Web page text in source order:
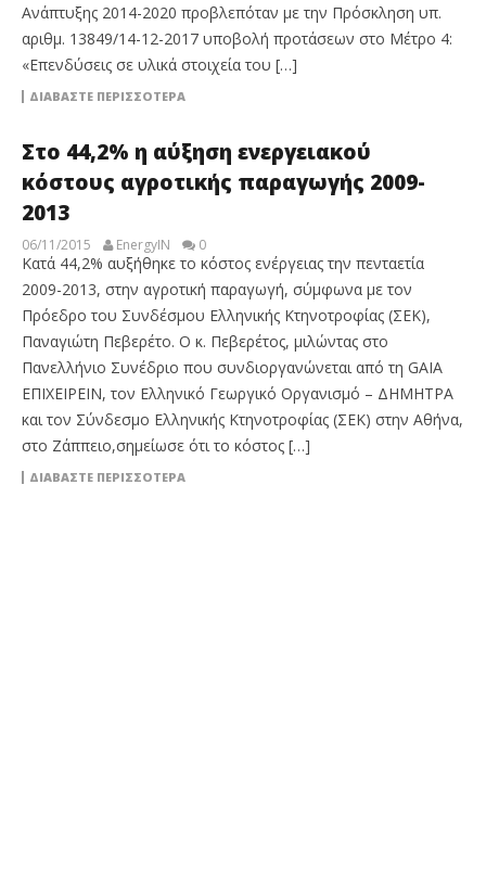
Ανάπτυξης 2014-2020 προβλεπόταν με την Πρόσκληση υπ.
αριθμ. 13849/14-12-2017 υποβολή προτάσεων στο Μέτρο 4:
«Επενδύσεις σε υλικά στοιχεία του […]
ΔΙΑΒΆΣΤΕ ΠΕΡΙΣΣΌΤΕΡΑ
Στο 44,2% η αύξηση ενεργειακού
κόστους αγροτικής παραγωγής 2009-
2013
06/11/2015 EnergyIN 0
Κατά 44,2% αυξήθηκε το κόστος ενέργειας την πενταετία
2009-2013, στην αγροτική παραγωγή, σύμφωνα με τον
Πρόεδρο του Συνδέσμου Ελληνικής Κτηνοτροφίας (ΣΕΚ),
Παναγιώτη Πεβερέτο. Ο κ. Πεβερέτος, μιλώντας στο
Πανελλήνιο Συνέδριο που συνδιοργανώνεται από τη GAIA
ΕΠΙΧΕΙΡΕΙΝ, τον Ελληνικό Γεωργικό Οργανισμό – ΔΗΜΗΤΡΑ
και τον Σύνδεσμο Ελληνικής Κτηνοτροφίας (ΣΕΚ) στην Αθήνα,
στο Ζάππειο,σημείωσε ότι το κόστος […]
ΔΙΑΒΆΣΤΕ ΠΕΡΙΣΣΌΤΕΡΑ